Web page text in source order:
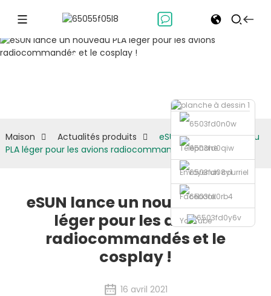
Téléphone
Envoyer un courriel
Facebook
YouTube
Actualités
Maison Actualités produits
eSUN lance un nouveau
PLA léger pour les avions radiocommandés et le cosplay !
eSUN lance un nouveau PLA
léger pour les avions
radiocommandés et le
cosplay !
16 avril 2021